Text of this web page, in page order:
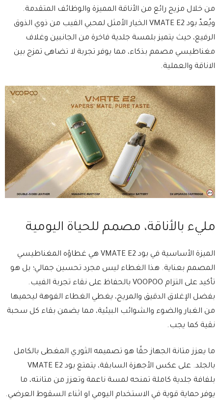
من خلال مزيج رائع من الأناقة المميزة والوظائف المتقدمة.
ويُعدّ بود VMATE E2 الخيار الأمثل لمحبي الفيب من ذوي الذوق
الرفيع، حيث يتميز بلمسة جلدية فاخرة من الجانبين وغلاف
مغناطيسي مصمم بذكاء، مما يوفر تجربة لا تضاهى تمزج بين
الاناقة والعملية.
مليء بالأناقة، مصمم للحياة اليومية
الميزة الأساسية في بود VMATE E2 هي غطاؤه المغناطيسي
المصمم بعناية. هذا الغطاء ليس مجرد تحسين جمالي؛ بل هو
تأكيد على التزام VOOPOO بالحفاظ على نقاء تجربة الفيب.
بفضل الإغلاق الدقيق والمريح، يغطي الغطاء الفوهة ليحميها
من الغبار والضوء والشوائب البيئية، مما يضمن بقاء كل سحبة
نقية كما يجب.
ما يعزز متانة الجهاز حقًا هو تصميمه الثوري المغطى بالكامل
بالجلد. على عكس الأجهزة السابقة، يتمتع بود VMATE E2
بلفافة جلدية كاملة تمنحه لمسة ناعمة وتعزز من متانته، ما
يوفر حماية قوية في الاستخدام اليومي او اثناء السقوط العرضي.